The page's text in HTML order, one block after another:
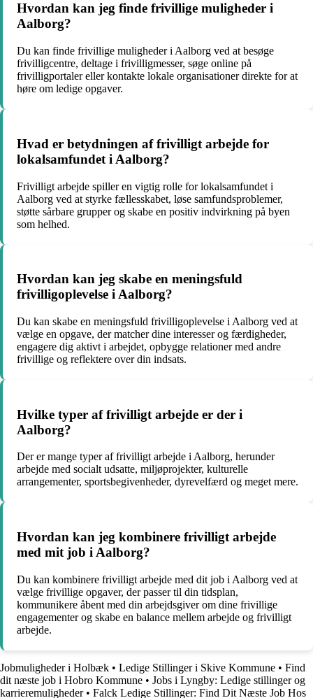
Hvordan kan jeg finde frivillige muligheder i
Aalborg?
Du kan finde frivillige muligheder i Aalborg ved at besøge
frivilligcentre, deltage i frivilligmesser, søge online på
frivilligportaler eller kontakte lokale organisationer direkte for at
høre om ledige opgaver.
Hvad er betydningen af frivilligt arbejde for
lokalsamfundet i Aalborg?
Frivilligt arbejde spiller en vigtig rolle for lokalsamfundet i
Aalborg ved at styrke fællesskabet, løse samfundsproblemer,
støtte sårbare grupper og skabe en positiv indvirkning på byen
som helhed.
Hvordan kan jeg skabe en meningsfuld
frivilligoplevelse i Aalborg?
Du kan skabe en meningsfuld frivilligoplevelse i Aalborg ved at
vælge en opgave, der matcher dine interesser og færdigheder,
engagere dig aktivt i arbejdet, opbygge relationer med andre
frivillige og reflektere over din indsats.
Hvilke typer af frivilligt arbejde er der i
Aalborg?
Der er mange typer af frivilligt arbejde i Aalborg, herunder
arbejde med socialt udsatte, miljøprojekter, kulturelle
arrangementer, sportsbegivenheder, dyrevelfærd og meget mere.
Hvordan kan jeg kombinere frivilligt arbejde
med mit job i Aalborg?
Du kan kombinere frivilligt arbejde med dit job i Aalborg ved at
vælge frivillige opgaver, der passer til din tidsplan,
kommunikere åbent med din arbejdsgiver om dine frivillige
engagementer og skabe en balance mellem arbejde og frivilligt
arbejde.
Jobmuligheder i Holbæk • Ledige Stillinger i Skive Kommune • Find
dit næste job i Hobro Kommune • Jobs i Lyngby: Ledige stillinger og
karrieremuligheder• Falck Ledige Stillinger: Find Dit Næste Job Hos